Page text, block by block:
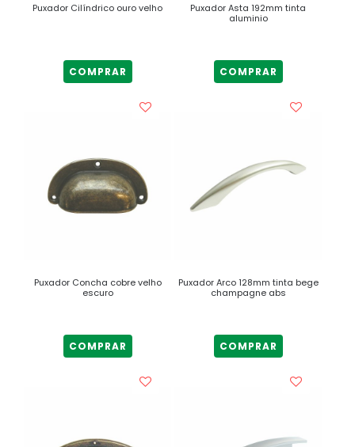
Puxador Cilíndrico ouro velho
COMPRAR
Puxador Asta 192mm tinta
aluminio
COMPRAR
Puxador Concha cobre velho
escuro
COMPRAR
Puxador Arco 128mm tinta bege
champagne abs
COMPRAR